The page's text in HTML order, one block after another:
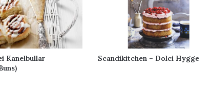
Kanelbullar
Scandikitchen – Dolci Hygge